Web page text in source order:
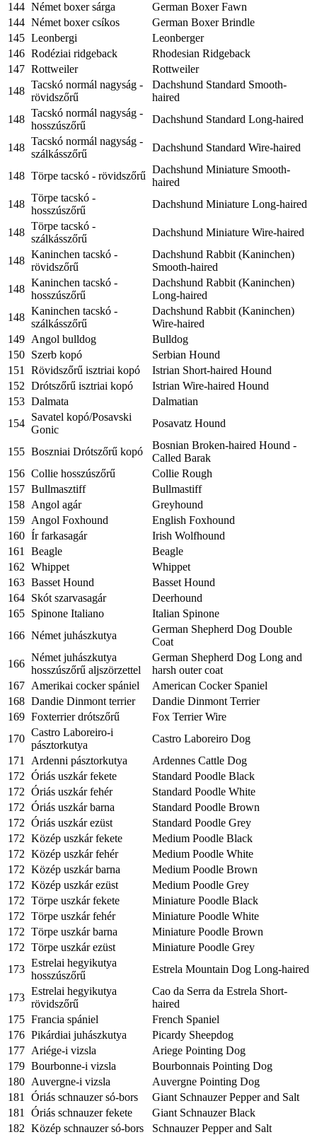
144 Német boxer sárga
German Boxer Fawn
144 Német boxer csíkos
German Boxer Brindle
145 Leonbergi
Leonberger
146 Rodéziai ridgeback
Rhodesian Ridgeback
147 Rottweiler
Rottweiler
148
Tacskó normál nagyság -
rövidszőrű
Dachshund Standard Smooth-
haired
148
Tacskó normál nagyság -
hosszúszőrű
Dachshund Standard Long-haired
148
Tacskó normál nagyság -
szálkásszőrű
Dachshund Standard Wire-haired
148 Törpe tacskó - rövidszőrű
Dachshund Miniature Smooth-
haired
148
Törpe tacskó -
hosszúszőrű
Dachshund Miniature Long-haired
148
Törpe tacskó -
szálkásszőrű
Dachshund Miniature Wire-haired
148
Kaninchen tacskó -
rövidszőrű
Dachshund Rabbit (Kaninchen)
Smooth-haired
148
Kaninchen tacskó -
hosszúszőrű
Dachshund Rabbit (Kaninchen)
Long-haired
148
Kaninchen tacskó -
szálkásszőrű
Dachshund Rabbit (Kaninchen)
Wire-haired
149 Angol bulldog
Bulldog
150 Szerb kopó
Serbian Hound
151
Rövidszőrű isztriai kopó
Istrian Short-haired Hound
152 Drótszőrű isztriai kopó
Istrian Wire-haired Hound
153 Dalmata
Dalmatian
154
Savatel kopó/Posavski
Gonic
Posavatz Hound
155 Boszniai Drótszőrű kopó
Bosnian Broken-haired Hound -
Called Barak
156 Collie hosszúszőrű
Collie Rough
157 Bullmasztiff
Bullmastiff
158 Angol agár
Greyhound
159 Angol Foxhound
English Foxhound
160 Ír farkasagár
Irish Wolfhound
161
Beagle
Beagle
162 Whippet
Whippet
163 Basset Hound
Basset Hound
164 Skót szarvasagár
Deerhound
165 Spinone Italiano
Italian Spinone
166 Német juhászkutya
German Shepherd Dog Double
Coat
166
Német juhászkutya
hosszúszőrű aljszörzettel
German Shepherd Dog Long and
harsh outer coat
167 Amerikai cocker spániel
American Cocker Spaniel
168 Dandie Dinmont terrier
Dandie Dinmont Terrier
169 Foxterrier drótszőrű
Fox Terrier Wire
170
Castro Laboreiro-i
pásztorkutya
Castro Laboreiro Dog
171
Ardenni pásztorkutya
Ardennes Cattle Dog
172 Óriás uszkár fekete
Standard Poodle Black
172 Óriás uszkár fehér
Standard Poodle White
172 Óriás uszkár barna
Standard Poodle Brown
172 Óriás uszkár ezüst
Standard Poodle Grey
172 Közép uszkár fekete
Medium Poodle Black
172 Közép uszkár fehér
Medium Poodle White
172 Közép uszkár barna
Medium Poodle Brown
172 Közép uszkár ezüst
Medium Poodle Grey
172 Törpe uszkár fekete
Miniature Poodle Black
172 Törpe uszkár fehér
Miniature Poodle White
172 Törpe uszkár barna
Miniature Poodle Brown
172 Törpe uszkár ezüst
Miniature Poodle Grey
173
Estrelai hegyikutya
hosszúszőrű
Estrela Mountain Dog Long-haired
173
Estrelai hegyikutya
rövidszőrű
Cao da Serra da Estrela Short-
haired
175 Francia spániel
French Spaniel
176 Pikárdiai juhászkutya
Picardy Sheepdog
177 Ariége-i vizsla
Ariege Pointing Dog
179 Bourbonne-i vizsla
Bourbonnais Pointing Dog
180 Auvergne-i vizsla
Auvergne Pointing Dog
181
Óriás schnauzer só-bors
Giant Schnauzer Pepper and Salt
181
Óriás schnauzer fekete
Giant Schnauzer Black
182 Közép schnauzer só-bors
Schnauzer Pepper and Salt